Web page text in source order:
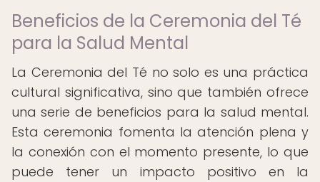
Beneficios de la Ceremonia del Té
para la Salud Mental
La Ceremonia del Té no solo es una práctica
cultural significativa, sino que también ofrece
una serie de beneficios para la salud mental.
Esta ceremonia fomenta la atención plena y
la conexión con el momento presente, lo que
puede tener un impacto positivo en la